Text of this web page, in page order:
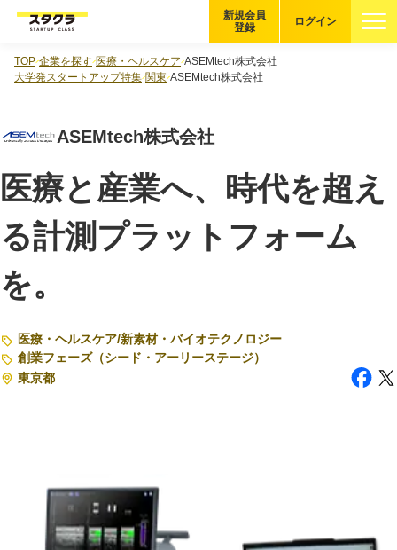
ブックマーク
適性診断 無料・5分
スタクラが選ばれる理由
紹介する企業について
登録者の転職・副業実績
特集記事
CEOインタビュー
ログイン
新規会員
登録
TOP 企業を探す 医療・ヘルスケア ASEMtech株式会社
大学発スタートアップ特集 関東 ASEMtech株式会社
ASEMtech株式会社
医療と産業へ、時代を超え
る計測プラットフォーム
を。
医療・ヘルスケア/新素材・バイオテクノロジー
創業フェーズ（シード・アーリーステージ）
東京都